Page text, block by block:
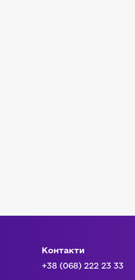
Контакти
+38 (068) 222 23 33